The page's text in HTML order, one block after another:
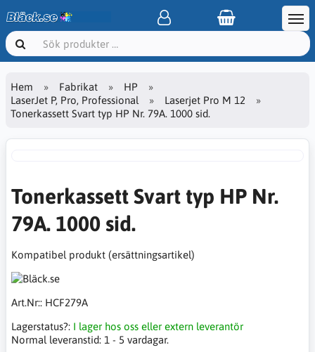
Hem Fabrikat
HP
LaserJet P, Pro, Professional
Laserjet Pro M 12
Tonerkassett Svart typ HP Nr. 79A. 1000 sid.
Tonerkassett Svart typ HP Nr.
79A. 1000 sid.
Kompatibel produkt (ersättningsartikel)
Art.Nr:: HCF279A
Lagerstatus?: I lager hos oss eller extern leverantör
Normal leveranstid: 1 - 5 vardagar.